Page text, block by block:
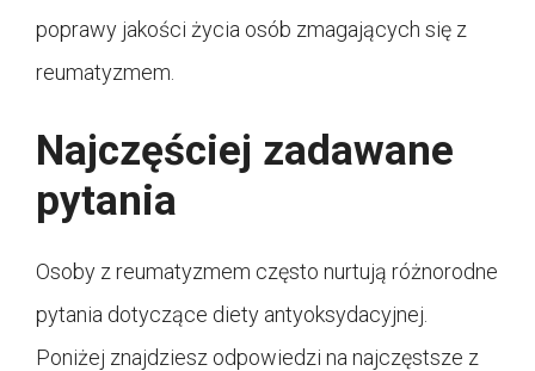
poprawy jakości życia osób zmagających się z
reumatyzmem.
Najczęściej zadawane
pytania
Osoby z reumatyzmem często nurtują różnorodne
pytania dotyczące diety antyoksydacyjnej.
Poniżej znajdziesz odpowiedzi na najczęstsze z